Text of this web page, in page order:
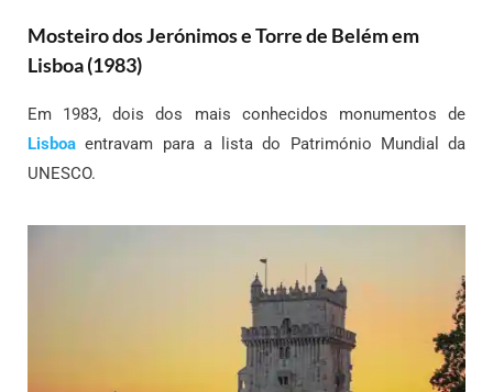
Mosteiro dos Jerónimos e Torre de Belém em
Lisboa (1983)
Em 1983, dois dos mais conhecidos monumentos de
Lisboa entravam para a lista do Património Mundial da
UNESCO.